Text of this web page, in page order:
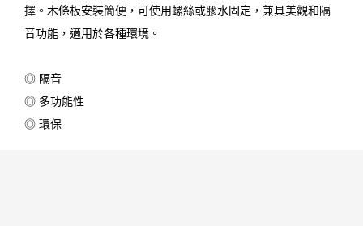
擇。木條板安裝簡便，可使用螺絲或膠水固定，兼具美觀和隔
音功能，適用於各種環境。
◎ 隔音
◎ 多功能性
◎ 環保